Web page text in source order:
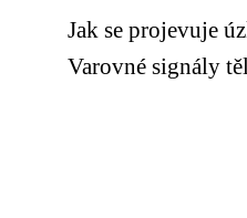
Jak se projevuje
Varovné signály